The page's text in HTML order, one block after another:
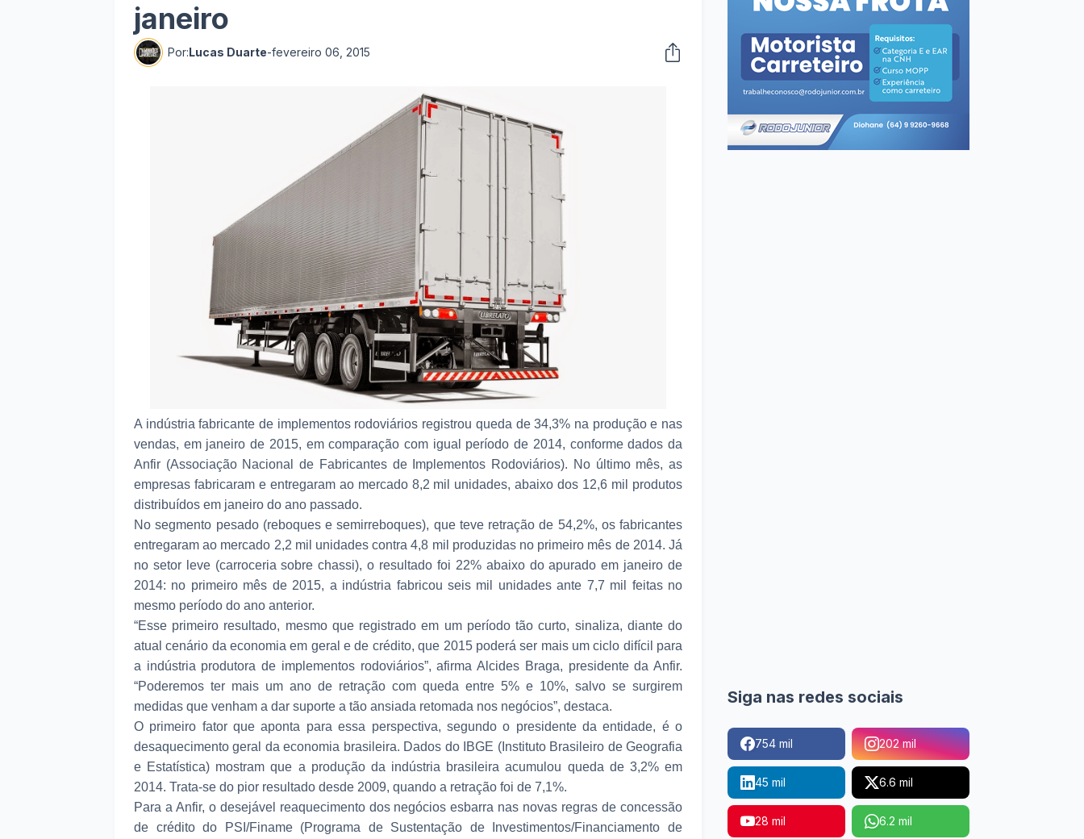
janeiro
Por:Lucas Duarte-fevereiro 06, 2015
A indústria fabricante de implementos rodoviários registrou queda de 34,3% na produção e nas
vendas, em janeiro de 2015, em comparação com igual período de 2014, conforme dados da
Anfir (Associação Nacional de Fabricantes de Implementos Rodoviários). No último mês, as
empresas fabricaram e entregaram ao mercado 8,2 mil unidades, abaixo dos 12,6 mil produtos
distribuídos em janeiro do ano passado.
No segmento pesado (reboques e semirreboques), que teve retração de 54,2%, os fabricantes
entregaram ao mercado 2,2 mil unidades contra 4,8 mil produzidas no primeiro mês de 2014. Já
no setor leve (carroceria sobre chassi), o resultado foi 22% abaixo do apurado em janeiro de
2014: no primeiro mês de 2015, a indústria fabricou seis mil unidades ante 7,7 mil feitas no
mesmo período do ano anterior.
“Esse primeiro resultado, mesmo que registrado em um período tão curto, sinaliza, diante do
atual cenário da economia em geral e de crédito, que 2015 poderá ser mais um ciclo difícil para
a indústria produtora de implementos rodoviários”, afirma Alcides Braga, presidente da Anfir.
“Poderemos ter mais um ano de retração com queda entre 5% e 10%, salvo se surgirem
medidas que venham a dar suporte a tão ansiada retomada nos negócios”, destaca.
O primeiro fator que aponta para essa perspectiva, segundo o presidente da entidade, é o
desaquecimento geral da economia brasileira. Dados do IBGE (Instituto Brasileiro de Geografia
e Estatística) mostram que a produção da indústria brasileira acumulou queda de 3,2% em
2014. Trata-se do pior resultado desde 2009, quando a retração foi de 7,1%.
Para a Anfir, o desejável reaquecimento dos negócios esbarra nas novas regras de concessão
de crédito do PSI/Finame (Programa de Sustentação de Investimentos/Financiamento de
Siga nas redes sociais
754 mil 202 mil
45 mil 6.6 mil
28 mil 6.2 mil